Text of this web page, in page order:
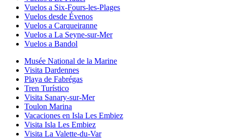
Vuelos a Six-Fours-les-Plages
Vuelos desde Évenos
Vuelos a Carqueiranne
Vuelos a La Seyne-sur-Mer
Vuelos a Bandol
Musée National de la Marine
Visita Dardennes
Playa de Fabrégas
Tren Turístico
Visita Sanary-sur-Mer
Toulon Marina
Vacaciones en Isla Les Embiez
Visita Isla Les Embiez
Visita La Valette-du-Var